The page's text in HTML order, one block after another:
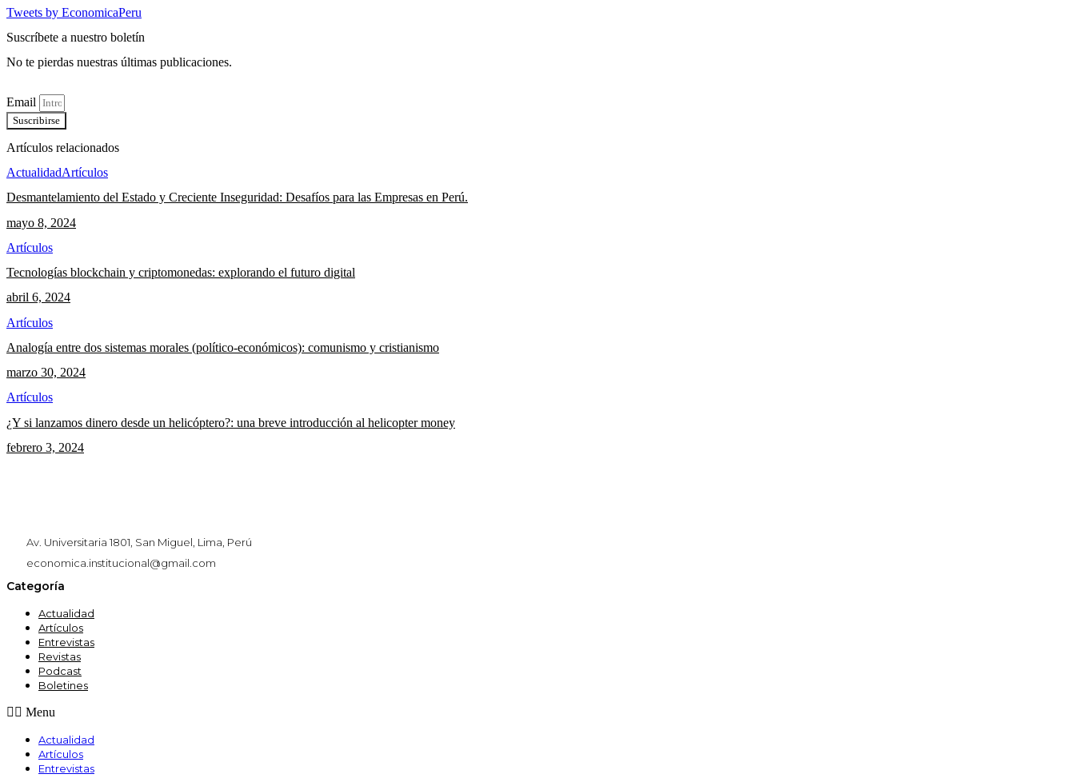
Tweets by EconomicaPeru
Suscríbete a nuestro boletín
No te pierdas nuestras últimas publicaciones.
Email
Suscribirse
Artículos relacionados
ActualidadArtículos
Desmantelamiento del Estado y Creciente Inseguridad: Desafíos para las Empresas en Perú.
mayo 8, 2024
Artículos
Tecnologías blockchain y criptomonedas: explorando el futuro digital
abril 6, 2024
Artículos
Analogía entre dos sistemas morales (político-económicos): comunismo y cristianismo
marzo 30, 2024
Artículos
¿Y si lanzamos dinero desde un helicóptero?: una breve introducción al helicopter money
febrero 3, 2024
Av. Universitaria 1801, San Miguel, Lima, Perú
economica.institucional@gmail.com
Categoría
Actualidad
Artículos
Entrevistas
Revistas
Podcast
Boletines
Menu
Actualidad
Artículos
Entrevistas